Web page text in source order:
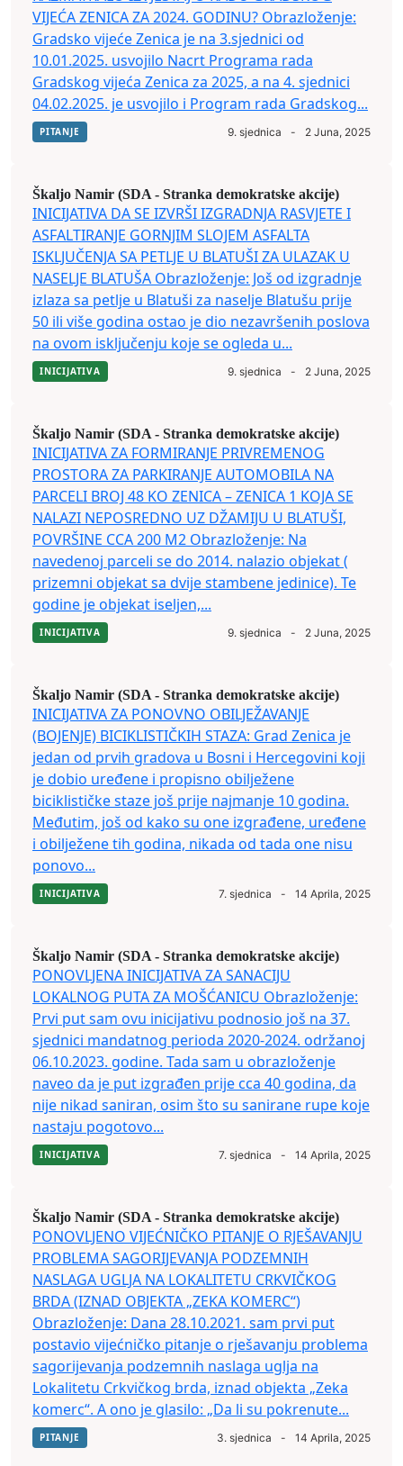
VIJEĆA ZENICA ZA 2024. GODINU? Obrazloženje:
Gradsko vijeće Zenica je na 3.sjednici od
10.01.2025. usvojilo Nacrt Programa rada
Gradskog vijeća Zenica za 2025, a na 4. sjednici
04.02.2025. je usvojilo i Program rada Gradskog...
PITANJE 9. sjednica - 2 Juna, 2025
Škaljo Namir (SDA - Stranka demokratske akcije)
INICIJATIVA DA SE IZVRŠI IZGRADNJA RASVJETE I
ASFALTIRANJE GORNJIM SLOJEM ASFALTA
ISKLJUČENJA SA PETLJE U BLATUŠI ZA ULAZAK U
NASELJE BLATUŠA Obrazloženje: Još od izgradnje
izlaza sa petlje u Blatuši za naselje Blatušu prije
50 ili više godina ostao je dio nezavršenih poslova
na ovom isključenju koje se ogleda u...
INICIJATIVA 9. sjednica - 2 Juna, 2025
Škaljo Namir (SDA - Stranka demokratske akcije)
INICIJATIVA ZA FORMIRANJE PRIVREMENOG
PROSTORA ZA PARKIRANJE AUTOMOBILA NA
PARCELI BROJ 48 KO ZENICA – ZENICA 1 KOJA SE
NALAZI NEPOSREDNO UZ DŽAMIJU U BLATUŠI,
POVRŠINE CCA 200 M2 Obrazloženje: Na
navedenoj parceli se do 2014. nalazio objekat (
prizemni objekat sa dvije stambene jedinice). Te
godine je objekat iseljen,...
INICIJATIVA 9. sjednica - 2 Juna, 2025
Škaljo Namir (SDA - Stranka demokratske akcije)
INICIJATIVA ZA PONOVNO OBILJEŽAVANJE
(BOJENJE) BICIKLISTIČKIH STAZA: Grad Zenica je
jedan od prvih gradova u Bosni i Hercegovini koji
je dobio uređene i propisno obilježene
biciklističke staze još prije najmanje 10 godina.
Međutim, još od kako su one izgrađene, uređene
i obilježene tih godina, nikada od tada one nisu
ponovo...
INICIJATIVA 7. sjednica - 14 Aprila, 2025
Škaljo Namir (SDA - Stranka demokratske akcije)
PONOVLJENA INICIJATIVA ZA SANACIJU
LOKALNOG PUTA ZA MOŠĆANICU Obrazloženje:
Prvi put sam ovu inicijativu podnosio još na 37.
sjednici mandatnog perioda 2020-2024. održanoj
06.10.2023. godine. Tada sam u obrazloženje
naveo da je put izgrađen prije cca 40 godina, da
nije nikad saniran, osim što su sanirane rupe koje
nastaju pogotovo...
INICIJATIVA 7. sjednica - 14 Aprila, 2025
Škaljo Namir (SDA - Stranka demokratske akcije)
PONOVLJENO VIJEĆNIČKO PITANJE O RJEŠAVANJU
PROBLEMA SAGORIJEVANJA PODZEMNIH
NASLAGA UGLJA NA LOKALITETU CRKVIČKOG
BRDA (IZNAD OBJEKTA „ZEKA KOMERC“)
Obrazloženje: Dana 28.10.2021. sam prvi put
postavio vijećničko pitanje o rješavanju problema
sagorijevanja podzemnih naslaga uglja na
Lokalitetu Crkvičkog brda, iznad objekta „Zeka
komerc“. A ono je glasilo: „Da li su pokrenute...
PITANJE 3. sjednica - 14 Aprila, 2025